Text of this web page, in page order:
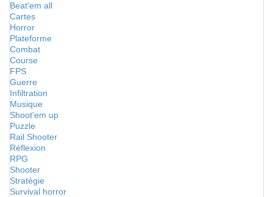
Beat'em all
Cartes
Horror
Plateforme
Combat
Course
FPS
Guerre
Infiltration
Musique
Shoot'em up
Puzzle
Rail Shooter
Réflexion
RPG
Shooter
Stratégie
Survival horror